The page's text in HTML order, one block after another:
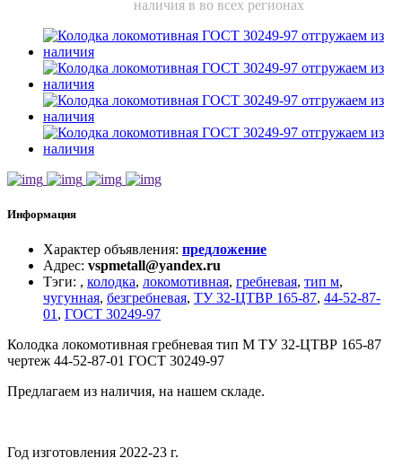
наличия в во всех регионах
Информация
Характер объявления: предложение
Адрес: vspmetall@yandex.ru
Тэги: , колодка, локомотивная, гребневая, тип м,
чугунная, безгребневая, ТУ 32-ЦТВР 165-87, 44-52-87-
01 , ГОСТ 30249-97
Колодка локомотивная гребневая тип М ТУ 32-ЦТВР 165-87
чертеж 44-52-87-01 ГОСТ 30249-97
Предлагаем из наличия, на нашем складе.
Год изготовления 2022-23 г.